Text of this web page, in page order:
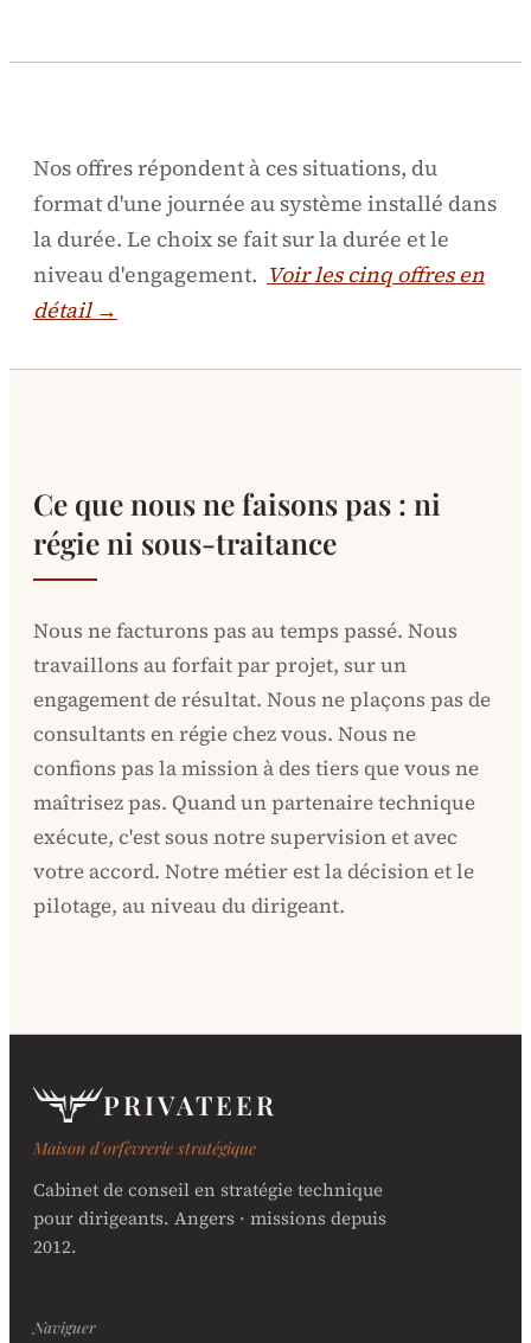
Nos offres répondent à ces situations, du
format d'une journée au système installé dans
la durée. Le choix se fait sur la durée et le
niveau d'engagement. Voir les cinq offres en
détail →
Ce que nous ne faisons pas : ni
régie ni sous-traitance
Nous ne facturons pas au temps passé. Nous
travaillons au forfait par projet, sur un
engagement de résultat. Nous ne plaçons pas de
consultants en régie chez vous. Nous ne
confions pas la mission à des tiers que vous ne
maîtrisez pas. Quand un partenaire technique
exécute, c'est sous notre supervision et avec
votre accord. Notre métier est la décision et le
pilotage, au niveau du dirigeant.
PRIVATEER
Maison d'orfèvrerie stratégique
Cabinet de conseil en stratégie technique
pour dirigeants. Angers · missions depuis
2012.
Naviguer